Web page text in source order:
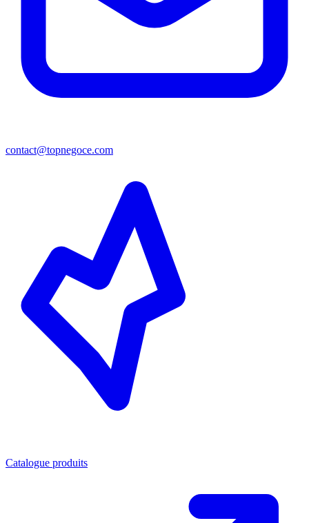
contact@topnegoce.com
Catalogue produits